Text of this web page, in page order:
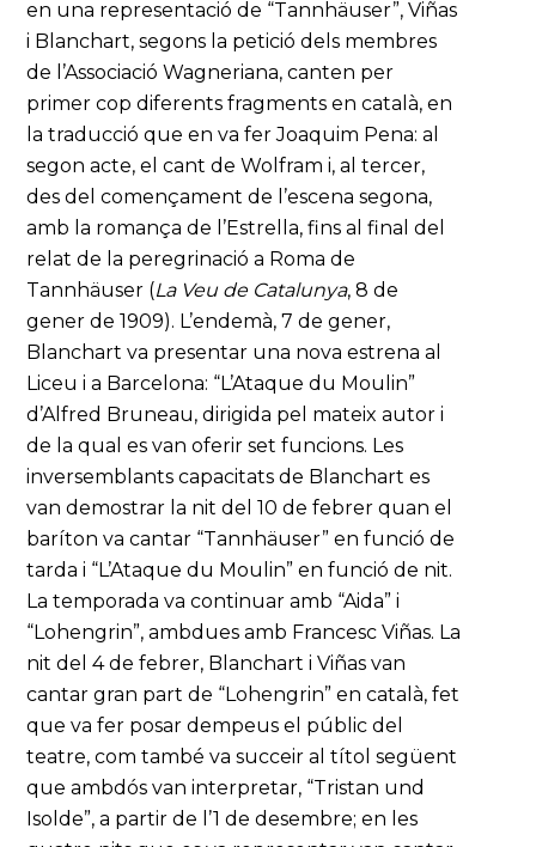
en una representació de “Tannhäuser”, Viñas
i Blanchart, segons la petició dels membres
de l’Associació Wagneriana, canten per
primer cop diferents fragments en català, en
la traducció que en va fer Joaquim Pena: al
segon acte, el cant de Wolfram i, al tercer,
des del començament de l’escena segona,
amb la romança de l’Estrella, fins al final del
relat de la peregrinació a Roma de
Tannhäuser (La Veu de Catalunya, 8 de
gener de 1909). L’endemà, 7 de gener,
Blanchart va presentar una nova estrena al
Liceu i a Barcelona: “L’Ataque du Moulin”
d’Alfred Bruneau, dirigida pel mateix autor i
de la qual es van oferir set funcions. Les
inversemblants capacitats de Blanchart es
van demostrar la nit del 10 de febrer quan el
baríton va cantar “Tannhäuser” en funció de
tarda i “L’Ataque du Moulin” en funció de nit.
La temporada va continuar amb “Aida” i
“Lohengrin”, ambdues amb Francesc Viñas. La
nit del 4 de febrer, Blanchart i Viñas van
cantar gran part de “Lohengrin” en català, fet
que va fer posar dempeus el públic del
teatre, com també va succeir al títol següent
que ambdós van interpretar, “Tristan und
Isolde”, a partir de l’1 de desembre; en les